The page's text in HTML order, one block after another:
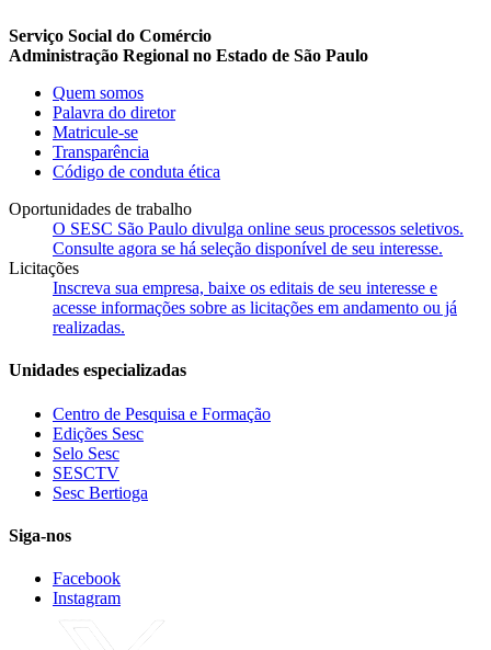
Serviço Social do Comércio
Administração Regional no Estado de São Paulo
Quem somos
Palavra do diretor
Matricule-se
Transparência
Código de conduta ética
Oportunidades de trabalho
O SESC São Paulo divulga online seus processos seletivos.
Consulte agora se há seleção disponível de seu interesse.
Licitações
Inscreva sua empresa, baixe os editais de seu interesse e
acesse informações sobre as licitações em andamento ou já
realizadas.
Unidades especializadas
Centro de Pesquisa e Formação
Edições Sesc
Selo Sesc
SESCTV
Sesc Bertioga
Siga-nos
Facebook
Instagram